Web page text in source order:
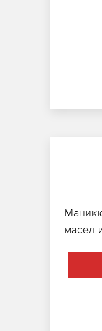
масел